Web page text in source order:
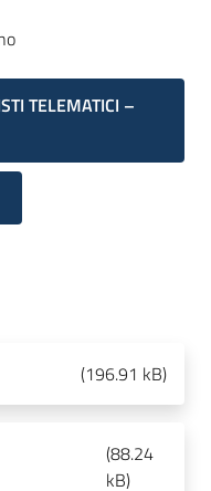
TELEMATICI –
(196.91 kB)
(88.24
kB)